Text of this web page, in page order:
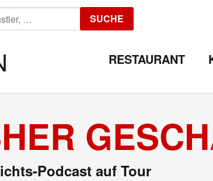
SUCHE
RESTAURANT
Podcast auf Tour